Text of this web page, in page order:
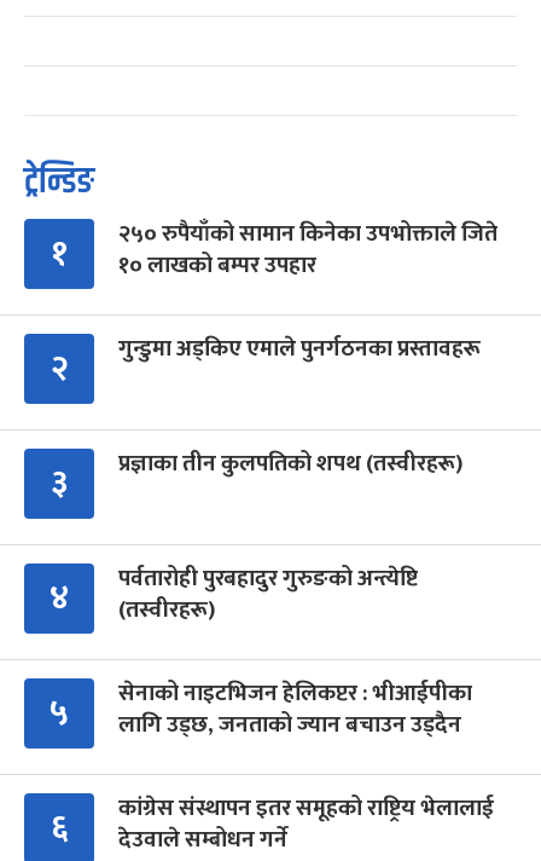
ट्रेन्डिङ
१
२५० रुपैयाँको सामान किनेका उपभोक्ताले जिते
१० लाखको बम्पर उपहार
२ गुन्डुमा अड्किए एमाले पुनर्गठनका प्रस्तावहरू
३ प्रज्ञाका तीन कुलपतिको शपथ (तस्वीरहरू)
४
पर्वतारोही पुरबहादुर गुरुङको अन्त्येष्टि
(तस्वीरहरू)
५
सेनाको नाइटभिजन हेलिकप्टर : भीआईपीका
लागि उड्छ, जनताको ज्यान बचाउन उड्दैन
६
कांग्रेस संस्थापन इतर समूहको राष्ट्रिय भेलालाई
देउवाले सम्बोधन गर्ने